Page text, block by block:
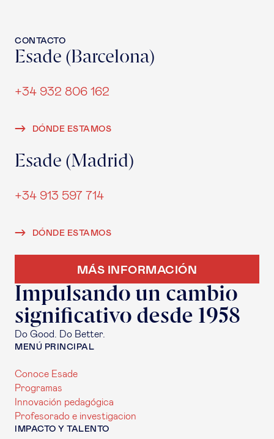
CONTACTO
Esade (Barcelona)
+34 932 806 162
DÓNDE ESTAMOS
Esade (Madrid)
+34 913 597 714
DÓNDE ESTAMOS
MÁS INFORMACIÓN
Impulsando un cambio
significativo desde 1958
Do Good. Do Better.
MENÚ PRINCIPAL
Conoce Esade
Programas
Innovación pedagógica
Profesorado e investigacion
IMPACTO Y TALENTO